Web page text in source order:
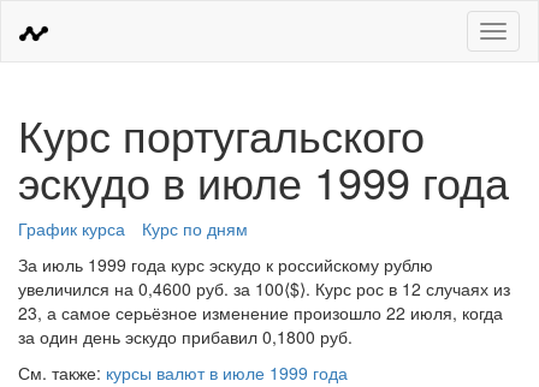
Меню
Курс португальского
эскудо в июле 1999 года
График курса
Курс по дням
За июль 1999 года курс эскудо к российскому рублю
увеличился на 0,4600 руб. за 100⟨$⟩. Курс рос в 12 случаях из
23, а самое серьёзное изменение произошло 22 июля, когда
за один день эскудо прибавил 0,1800 руб.
См. также: курсы валют в июле 1999 года